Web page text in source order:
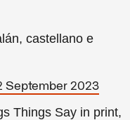
castellano e
September 2023
Things Say in print,